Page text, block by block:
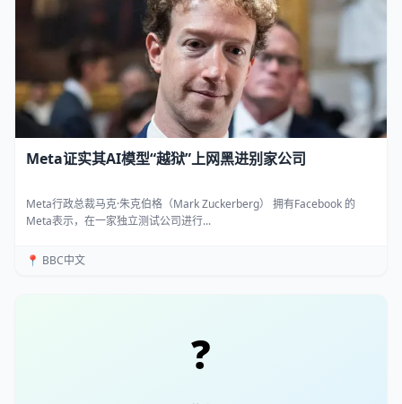
Meta证实其AI模型“越狱”上网黑进别家公司
Meta行政总裁马克·朱克伯格（Mark Zuckerberg） 拥有Facebook 的
Meta表示，在一家独立测试公司进行...
📍 BBC中文